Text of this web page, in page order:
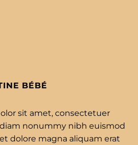
BÉBÉ
sit amet, consectetuer
nonummy nibh euismod
dolore magna aliquam erat